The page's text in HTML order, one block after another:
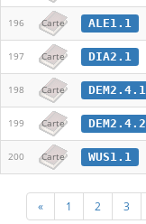
196 Carte ALE1.1
197 Carte DIA2.1
198 Carte DEM2.4.1
199 Carte DEM2.4.2
200 Carte WUS1.1
« 1 2 3